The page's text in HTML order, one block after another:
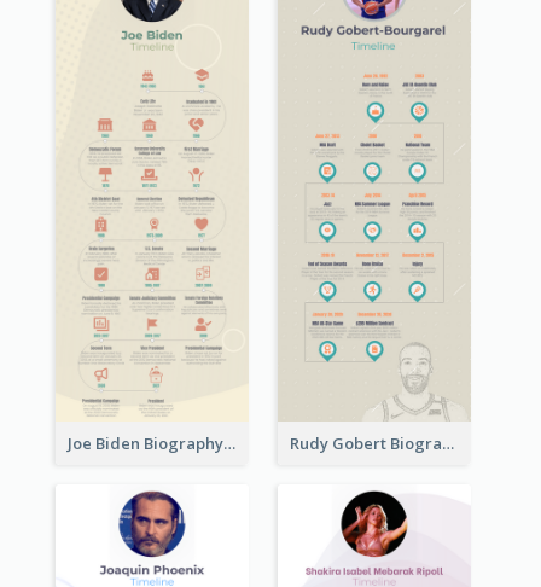
Joe Biden Biography Timeline Rudy Gobert Biography Timeline